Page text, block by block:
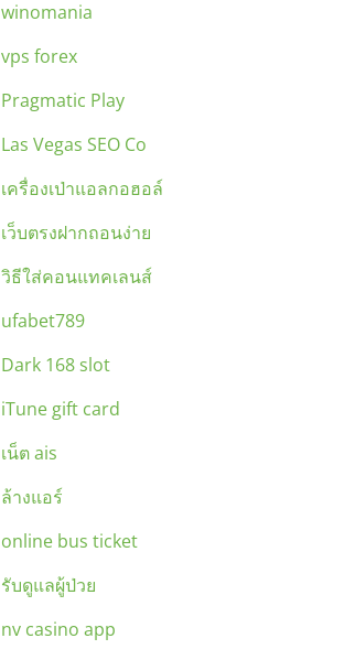
winomania
vps forex
Pragmatic Play
Las Vegas SEO Co
เครื่องเป่าแอลกอฮอล์
เว็บตรงฝากถอนง่าย
วิธีใส่คอนแทคเลนส์
ufabet789
Dark 168 slot
iTune gift card
เน็ต ais
ล้างแอร์
online bus ticket
รับดูแลผู้ป่วย
nv casino app